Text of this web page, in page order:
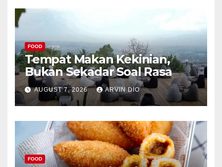
FOOD
Tempat Makan Kekinian,
Bukan Sekadar Soal Rasa
AUGUST 7, 2026 ARVIN DIO
FOOD